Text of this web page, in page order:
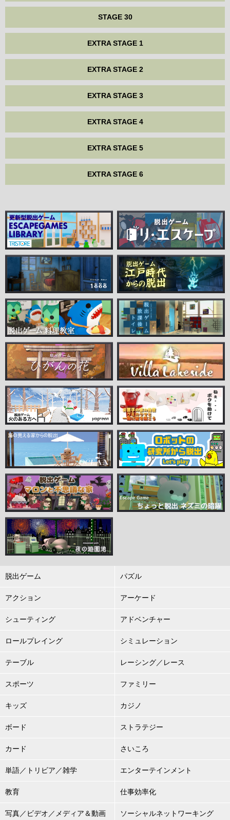
STAGE 30
EXTRA STAGE 1
EXTRA STAGE 2
EXTRA STAGE 3
EXTRA STAGE 4
EXTRA STAGE 5
EXTRA STAGE 6
脱出ゲーム パズル
アクション アーケード
シューティング アドベンチャー
ロールプレイング シミュレーション
テーブル レーシング／レース
スポーツ ファミリー
キッズ カジノ
ボード ストラテジー
カード さいころ
単語／トリビア／雑学 エンターテインメント
教育 仕事効率化
写真／ビデオ／メディア＆動画 ソーシャルネットワーキング